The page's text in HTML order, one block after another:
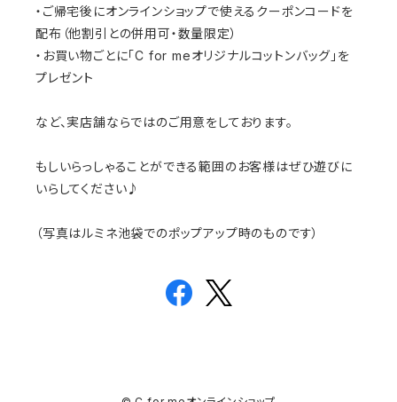
・ご帰宅後にオンラインショップで使えるクーポンコードを
配布（他割引との併用可・数量限定）
・お買い物ごとに「C for meオリジナルコットンバッグ」を
プレゼント
など、実店舗ならではのご用意をしております。
もしいらっしゃることができる範囲のお客様はぜひ遊びに
いらしてください♪
（写真はルミネ池袋でのポップアップ時のものです）